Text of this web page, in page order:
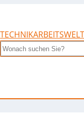
TECHNIKARBEITSWELT
Search